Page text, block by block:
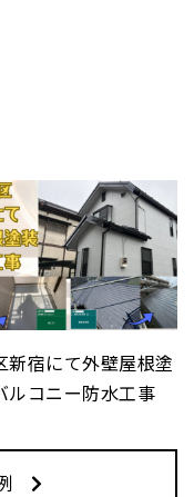
新宿にて外壁屋根塗
ルコニー防水工事